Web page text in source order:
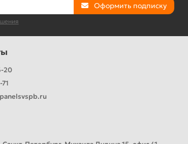
Оформить подписку
20